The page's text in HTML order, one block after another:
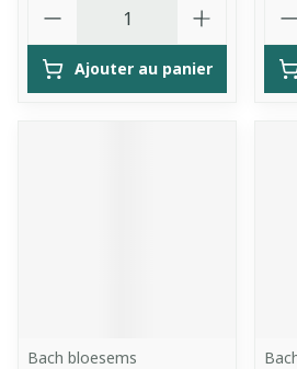
Ajouter au panier
Bach bloesems